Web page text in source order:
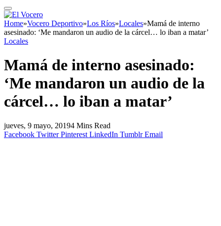
Home»Vocero Deportivo»Los Ríos»Locales»Mamá de interno
asesinado: ‘Me mandaron un audio de la cárcel… lo iban a matar’
Locales
Mamá de interno asesinado:
‘Me mandaron un audio de la
cárcel… lo iban a matar’
jueves, 9 mayo, 20194 Mins Read
Facebook Twitter Pinterest LinkedIn Tumblr Email